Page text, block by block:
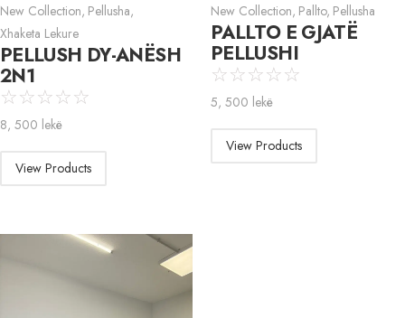
New Collection, Pellusha,
Xhaketa Lekure
PELLUSH DY-ANËSH
2N1
☆☆☆☆☆
8, 500 lekë
View Products
New Collection, Pallto, Pellusha
PALLTO E GJATË
PELLUSHI
☆☆☆☆☆
5, 500 lekë
View Products